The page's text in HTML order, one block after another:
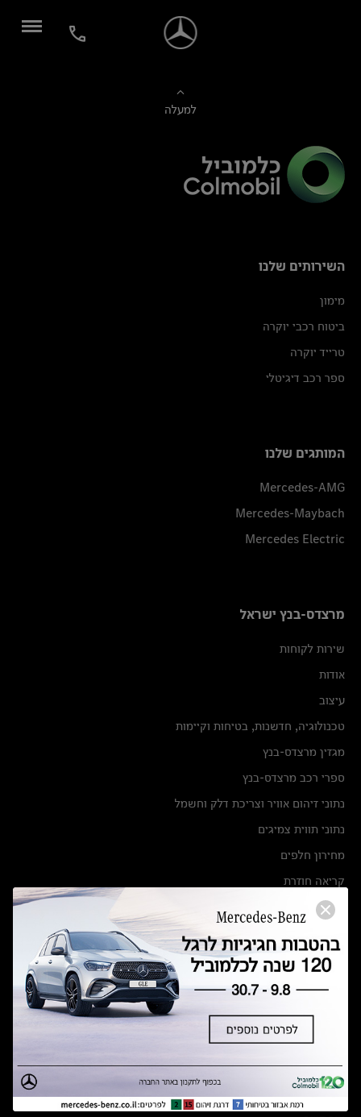
למעלה
השירותים שלנו
מימון
ביטוח רכבי יוקרה
טרייד יוקרה
ספר רכב דיגיטלי
המותגים שלנו
Mercedes-AMG
Mercedes-Maybach
Mercedes Electric
מרצדס-בנץ ישראל
שירות לקוחות
אודות
עיצוב
טכנולוגיה, חדשנות, בטיחות וקיימות
מגזין מרצדס-בנץ
ספרי רכב מרצדס-בנץ
נתוני זיהום אוויר וצריכת דלק וחשמל
נתוני תווית צמיגים
מחירון חלפים
קריאה חוזרת
הודעה על הטבות לרכבי מרצדס בהסדר פשרה בתצ 56447-02-19
תקנון ימי מכירות 120 לכלמוביל
מצאו אותנו
אולמות תצוגה
מרכזי שירות